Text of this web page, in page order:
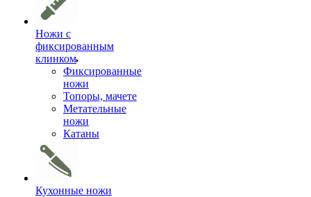
Ножи с
фиксированным
клинком
Фиксированные
ножи
Топоры, мачете
Метательные
ножи
Катаны
Кухонные ножи